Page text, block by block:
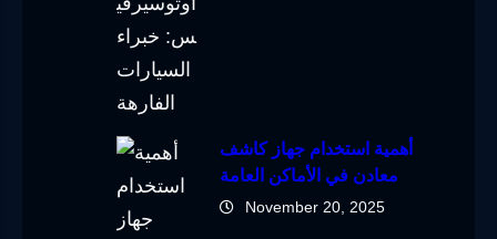
أهمية استخدام جهاز كاشف
معادن في الأماكن العامة
November 20, 2025